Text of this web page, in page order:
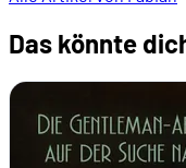
Das könnte